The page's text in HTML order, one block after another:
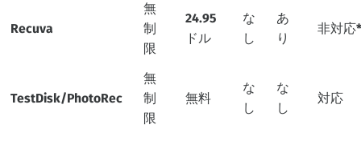
Recuva
無
制
限
24.95
ドル
な
し
あ
り
非対応*
TestDisk/PhotoRec
無
制
限
無料
な
し
な
し
対応